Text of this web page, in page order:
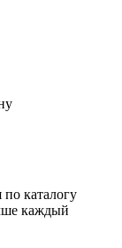
каталогу
каждый